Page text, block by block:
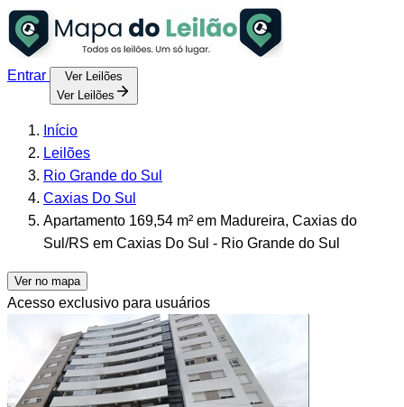
Entrar
Ver Leilões
Ver Leilões
Início
Leilões
Rio Grande do Sul
Caxias Do Sul
Apartamento 169,54 m² em Madureira, Caxias do
Sul/RS em Caxias Do Sul - Rio Grande do Sul
Ver no mapa
Acesso exclusivo para usuários